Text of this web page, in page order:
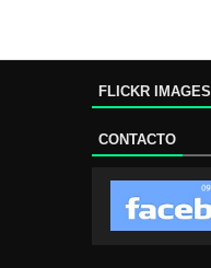
FLICKR IMAGES
CONTACTO